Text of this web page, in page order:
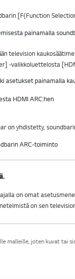
[F(Function
television
-valikkoluettelosta
on yhdistetty,
on omat
on sen
malleille, joten kuvat tai